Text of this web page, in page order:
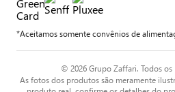
*Aceitamos somente convênios de
© 2026 Grupo Zaffari. Todos os
As fotos dos produtos são meramente